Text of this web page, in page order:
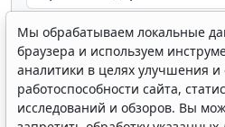
Показать все
Мы обрабатываем локальные
браузера и используем
аналитики в целях улучшения и
работоспособности сайта,
исследований и обзоров. Вы